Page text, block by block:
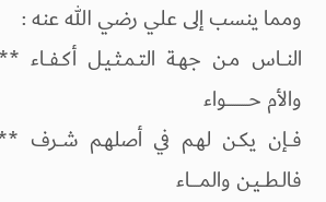
ومما ينسب إلى علي رضي الله عنه :
النــاس مـن جهـة التـمـثـيـل أكـفــاء ***
والأم حــــــــــواء
فــإن يكـن لهـم في أصلهـم شــرف ***
فالـطــيـن والمــــاء